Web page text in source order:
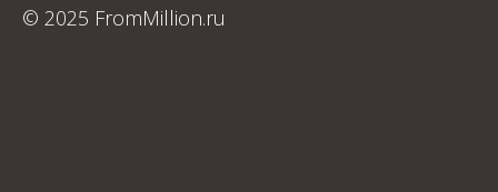
© 2025 FromMillion.ru